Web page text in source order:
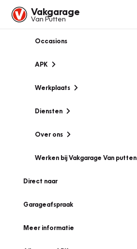
Vakgarage
Van Putten
Occasions
APK
Werkplaats
Diensten
Over ons
Werken bij Vakgarage Van putten
Direct naar
Garageafspraak
Meer informatie